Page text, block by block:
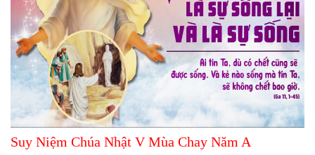
Suy Niệm Chúa Nhật V Mùa Chay Năm A